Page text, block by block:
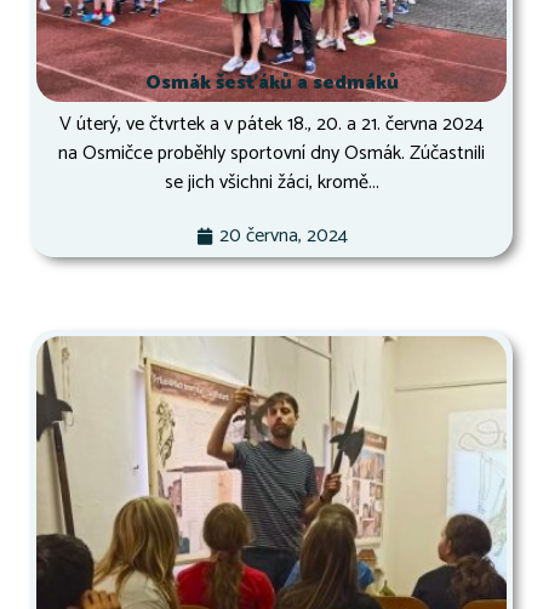
Osmák šesťáků a sedmáků
V úterý, ve čtvrtek a v pátek 18., 20. a 21. června 2024
na Osmičce proběhly sportovní dny Osmák. Zúčastnili
se jich všichni žáci, kromě...
20 června, 2024